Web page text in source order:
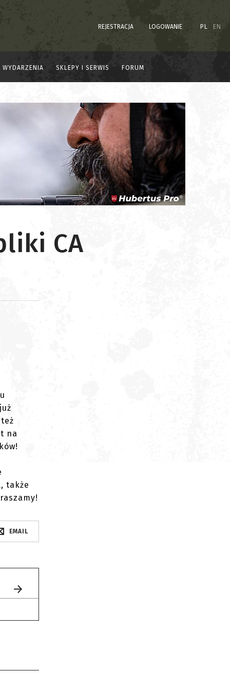
REJESTRACJA LOGOWANIE PL EN
WYDARZENIA SKLEPY I SERWIS FORUM
CA
na
, także
EMAIL